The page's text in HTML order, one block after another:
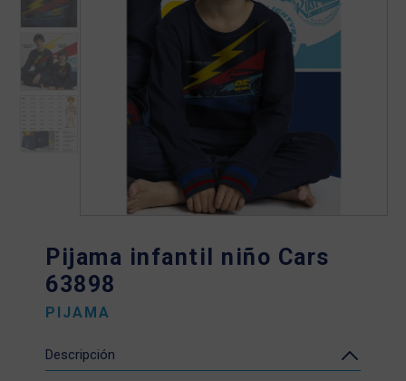
Pijama infantil niño Cars
63898
PIJAMA
Descripción